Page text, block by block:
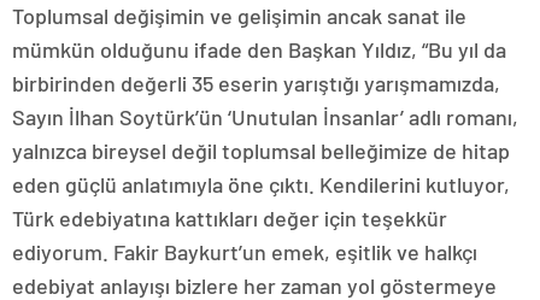
Toplumsal değişimin ve gelişimin ancak sanat ile
mümkün olduğunu ifade den Başkan Yıldız, “Bu yıl da
birbirinden değerli 35 eserin yarıştığı yarışmamızda,
Sayın İlhan Soytürk’ün ‘Unutulan İnsanlar’ adlı romanı,
yalnızca bireysel değil toplumsal belleğimize de hitap
eden güçlü anlatımıyla öne çıktı. Kendilerini kutluyor,
Türk edebiyatına kattıkları değer için teşekkür
ediyorum. Fakir Baykurt’un emek, eşitlik ve halkçı
edebiyat anlayışı bizlere her zaman yol göstermeye